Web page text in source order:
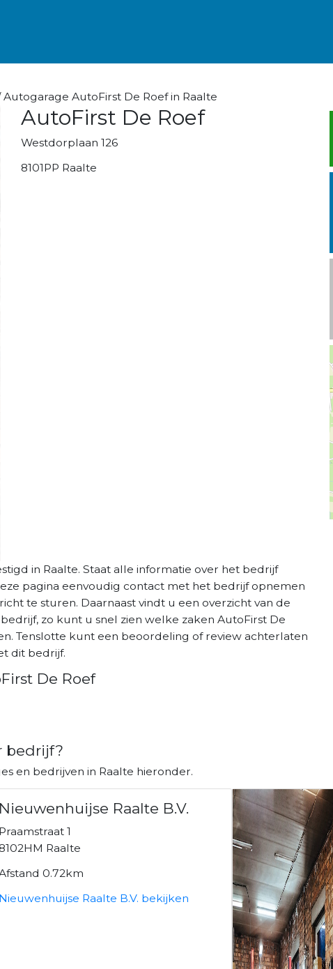
Autogarage AutoFirst De Roef in Raalte
AutoFirst De Roef
Westdorplaan 126
8101PP Raalte
in Raalte. Staat alle informatie over het bedrijf
pagina eenvoudig contact met het bedrijf opnemen
te sturen. Daarnaast vindt u een overzicht van de
zo kunt u snel zien welke zaken AutoFirst De
Tenslotte kunt een beoordeling of review achterlaten
dit bedrijf.
De Roef
bedrijf?
en bedrijven in Raalte hieronder.
Nieuwenhuijse Raalte B.V.
Praamstraat 1
8102HM Raalte
0.72km
Nieuwenhuijse Raalte B.V. bekijken